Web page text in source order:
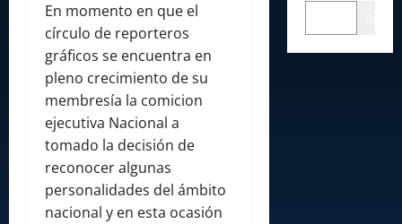
En momento en que el
círculo de reporteros
gráficos se encuentra en
pleno crecimiento de su
membresía la comicion
ejecutiva Nacional a
tomado la decisión de
reconocer algunas
personalidades del ámbito
nacional y en esta ocasión